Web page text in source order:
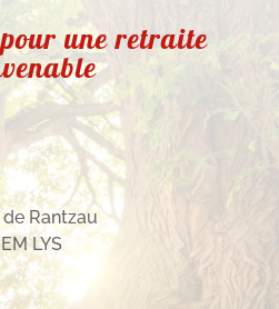
une retraite
Rantzau
LYS